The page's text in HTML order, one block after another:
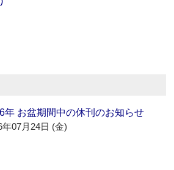
年 お盆期間中の休刊のお知らせ
年07月24日 (金)